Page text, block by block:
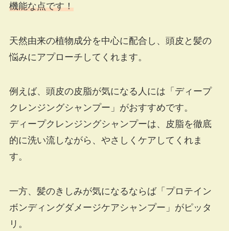
機能な点です！
天然由来の植物成分を中心に配合し、頭皮と髪の
悩みにアプローチしてくれます。
例えば、頭皮の皮脂が気になる人には「ディープ
クレンジングシャンプー」がおすすめです。
ディープクレンジングシャンプーは、皮脂を徹底
的に洗い流しながら、やさしくケアしてくれま
す。
一方、髪のきしみが気になるならば「プロテイン
ボンディングダメージケアシャンプー」がピッタ
リ。